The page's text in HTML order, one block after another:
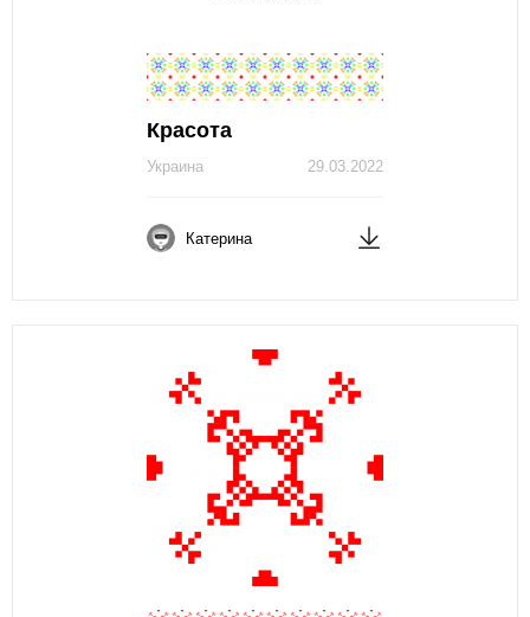
Красота
29.03.2022
Украина
Катерина